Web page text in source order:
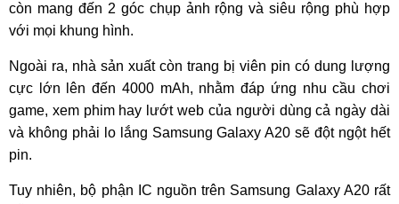
còn mang đến 2 góc chụp ảnh rộng và siêu rộng phù hợp
với mọi khung hình.
Ngoài ra, nhà sản xuất còn trang bị viên pin có dung lượng
cực lớn lên đến 4000 mAh, nhằm đáp ứng nhu cầu chơi
game, xem phim hay lướt web của người dùng cả ngày dài
và không phải lo lắng Samsung Galaxy A20 sẽ đột ngột hết
pin.
Tuy nhiên, bộ phận IC nguồn trên Samsung Galaxy A20 rất